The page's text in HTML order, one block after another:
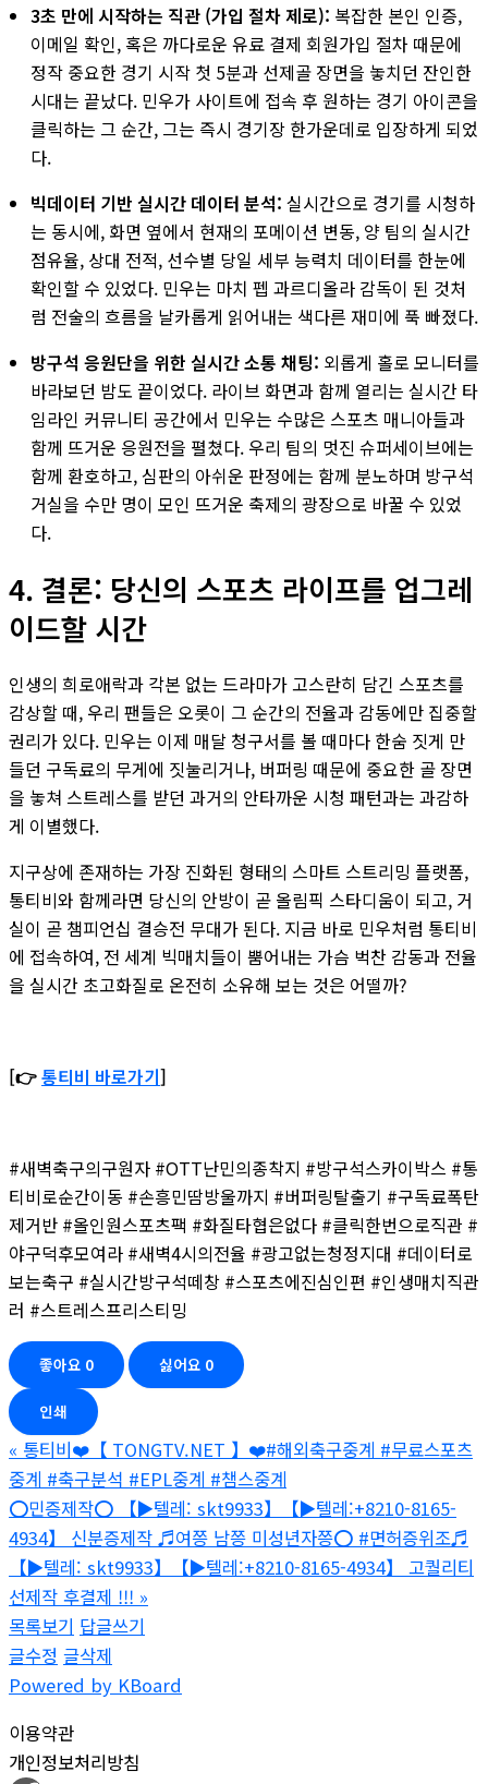
3초 만에 시작하는 직관 (가입 절차 제로): 복잡한 본인 인증,
이메일 확인, 혹은 까다로운 유료 결제 회원가입 절차 때문에
정작 중요한 경기 시작 첫 5분과 선제골 장면을 놓치던 잔인한
시대는 끝났다. 민우가 사이트에 접속 후 원하는 경기 아이콘을
클릭하는 그 순간, 그는 즉시 경기장 한가운데로 입장하게 되었
다.
빅데이터 기반 실시간 데이터 분석: 실시간으로 경기를 시청하
는 동시에, 화면 옆에서 현재의 포메이션 변동, 양 팀의 실시간
점유율, 상대 전적, 선수별 당일 세부 능력치 데이터를 한눈에
확인할 수 있었다. 민우는 마치 펩 과르디올라 감독이 된 것처
럼 전술의 흐름을 날카롭게 읽어내는 색다른 재미에 푹 빠졌다.
방구석 응원단을 위한 실시간 소통 채팅: 외롭게 홀로 모니터를
바라보던 밤도 끝이었다. 라이브 화면과 함께 열리는 실시간 타
임라인 커뮤니티 공간에서 민우는 수많은 스포츠 매니아들과
함께 뜨거운 응원전을 펼쳤다. 우리 팀의 멋진 슈퍼세이브에는
함께 환호하고, 심판의 아쉬운 판정에는 함께 분노하며 방구석
거실을 수만 명이 모인 뜨거운 축제의 광장으로 바꿀 수 있었
다.
4. 결론: 당신의 스포츠 라이프를 업그레
이드할 시간
인생의 희로애락과 각본 없는 드라마가 고스란히 담긴 스포츠를
감상할 때, 우리 팬들은 오롯이 그 순간의 전율과 감동에만 집중할
권리가 있다. 민우는 이제 매달 청구서를 볼 때마다 한숨 짓게 만
들던 구독료의 무게에 짓눌리거나, 버퍼링 때문에 중요한 골 장면
을 놓쳐 스트레스를 받던 과거의 안타까운 시청 패턴과는 과감하
게 이별했다.
지구상에 존재하는 가장 진화된 형태의 스마트 스트리밍 플랫폼,
통티비와 함께라면 당신의 안방이 곧 올림픽 스타디움이 되고, 거
실이 곧 챔피언십 결승전 무대가 된다. 지금 바로 민우처럼 통티비
에 접속하여, 전 세계 빅매치들이 뿜어내는 가슴 벅찬 감동과 전율
을 실시간 초고화질로 온전히 소유해 보는 것은 어떨까?
[👉통티비 바로가기]
#새벽축구의구원자 #OTT난민의종착지 #방구석스카이박스 #통
티비로순간이동 #손흥민땀방울까지 #버퍼링탈출기 #구독료폭탄
제거반 #올인원스포츠팩 #화질타협은없다 #클릭한번으로직관 #
야구덕후모여라 #새벽4시의전율 #광고없는청정지대 #데이터로
보는축구 #실시간방구석떼창 #스포츠에진심인편 #인생매치직관
러 #스트레스프리스티밍
좋아요 0 싫어요 0
인쇄
« 통티비❤️【 TONGTV.NET 】❤️#해외축구중계 #무료스포츠
중계 #축구분석 #EPL중계 #챔스중계
⭕️민증제작⭕️ 【▶텔레: skt9933】【▶텔레:+8210-8165-
4934】 신분증제작 ♬여쯩 남쯩 미성년자쯩⭕️ #면허증위조♬
【▶텔레: skt9933】【▶텔레:+8210-8165-4934】 고퀄리티
선제작 후결제 !!! »
목록보기 답글쓰기
글수정 글삭제
Powered by KBoard
이용약관
개인정보처리방침